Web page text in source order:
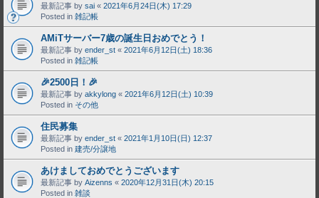
最新記事 by sai « 2021年6月24日(木) 17:29
Posted in 雑記帳
AMiTサーバー7歳の誕生日おめでとう！
最新記事 by ender_st « 2021年6月12日(土) 18:36
Posted in 雑記帳
🎉2500日！🎉
最新記事 by akkylong « 2021年6月12日(土) 10:39
Posted in その他
住民募集
最新記事 by ender_st « 2021年1月10日(日) 12:37
Posted in 建売/分譲地
あけましておめでとうございます
最新記事 by Aizenns « 2020年12月31日(木) 20:15
Posted in 雑談